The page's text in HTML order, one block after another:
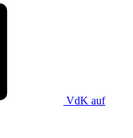
VdK auf